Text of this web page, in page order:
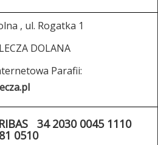
, ul. Rogatka 1
DOLANA
Parafii:
34 2030 0045 1110
0510